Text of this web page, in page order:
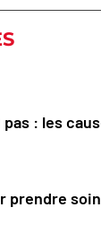
: les
prendre